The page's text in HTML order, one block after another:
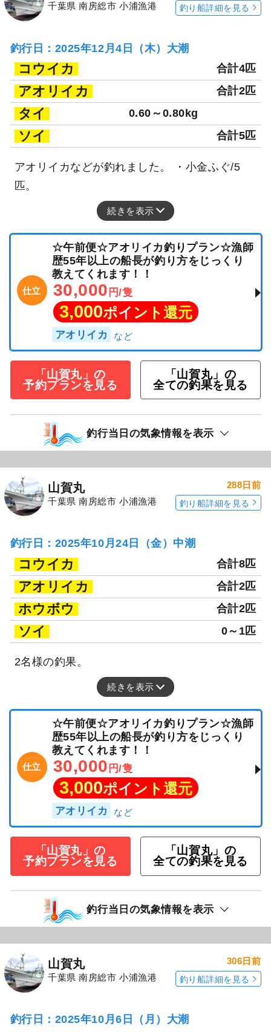
千葉県 南房総市 小浦漁港 釣り船詳細を見る
釣行日：2025年12月4日（木）大潮
コウイカ 合計4匹
アオリイカ 合計2匹
タイ 0.60～0.80kg
ソイ 合計5匹
アオリイカなどが釣れました。 ・小金ふぐ/5
匹。
続きを表示
仕立
☆午前便☆アオリイカ釣りプラン☆漁師
歴55年以上の船長が釣り方をじっくり
教えてくれます！！
30,000 円/隻
3,000ポイント還元
アオリイカ
「山賀丸」の
予約プランを見る
「山賀丸」の
全ての釣果を見る
釣行当日の気象情報を表示
山賀丸
千葉県 南房総市 小浦漁港
288日前
釣り船詳細を見る
釣行日：2025年10月24日（金）中潮
コウイカ 合計8匹
アオリイカ 合計2匹
ホウボウ 合計2匹
ソイ 0～1匹
2名様の釣果。
続きを表示
仕立
☆午前便☆アオリイカ釣りプラン☆漁師
歴55年以上の船長が釣り方をじっくり
教えてくれます！！
30,000 円/隻
3,000ポイント還元
アオリイカ
「山賀丸」の
予約プランを見る
「山賀丸」の
全ての釣果を見る
釣行当日の気象情報を表示
山賀丸
千葉県 南房総市 小浦漁港
306日前
釣り船詳細を見る
釣行日：2025年10月6日（月）大潮